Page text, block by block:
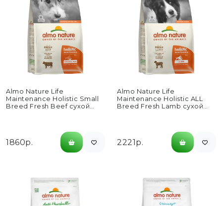
Almo Nature Life
Maintenance Holistic Small
Breed Fresh Beef сухой
1860р.
Almo Nature Life
Maintenance Holistic ALL
Breed Fresh Lamb сухой
2221р.